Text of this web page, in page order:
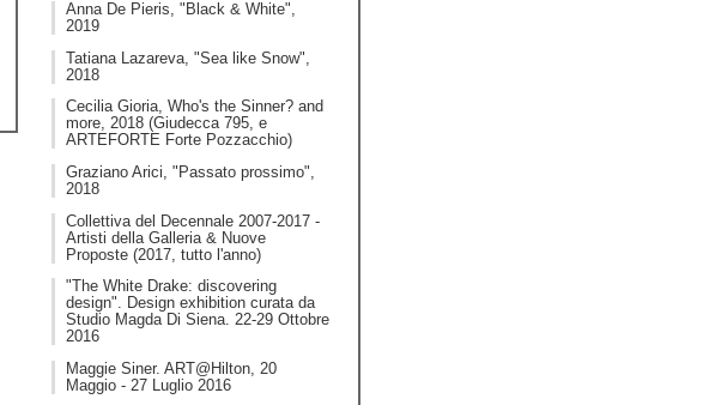
Anna De Pieris, "Black & White",
2019
Tatiana Lazareva, "Sea like Snow",
2018
Cecilia Gioria, Who's the Sinner? and
more, 2018 (Giudecca 795, e
ARTEFORTE Forte Pozzacchio)
Graziano Arici, "Passato prossimo",
2018
Collettiva del Decennale 2007-2017 -
Artisti della Galleria & Nuove
Proposte (2017, tutto l'anno)
"The White Drake: discovering
design". Design exhibition curata da
Studio Magda Di Siena. 22-29 Ottobre
2016
Maggie Siner. ART@Hilton, 20
Maggio - 27 Luglio 2016